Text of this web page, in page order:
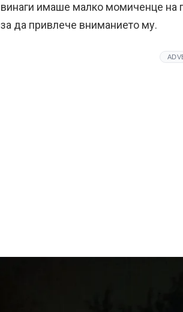
винаги имаше малко момиченце на
за да привлече вниманието му.